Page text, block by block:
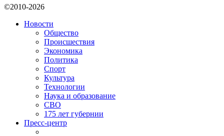
©2010-2026
Новости
Общество
Происшествия
Экономика
Политика
Спорт
Культура
Технологии
Наука и образование
СВО
175 лет губернии
Пресс-центр